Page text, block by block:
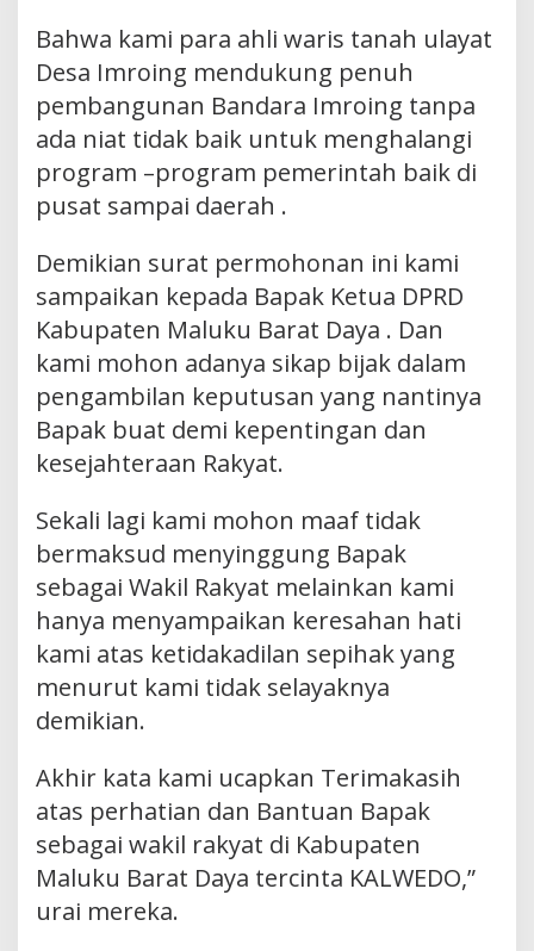
Bahwa kami para ahli waris tanah ulayat
Desa Imroing mendukung penuh
pembangunan Bandara Imroing tanpa
ada niat tidak baik untuk menghalangi
program –program pemerintah baik di
pusat sampai daerah .
Demikian surat permohonan ini kami
sampaikan kepada Bapak Ketua DPRD
Kabupaten Maluku Barat Daya . Dan
kami mohon adanya sikap bijak dalam
pengambilan keputusan yang nantinya
Bapak buat demi kepentingan dan
kesejahteraan Rakyat.
Sekali lagi kami mohon maaf tidak
bermaksud menyinggung Bapak
sebagai Wakil Rakyat melainkan kami
hanya menyampaikan keresahan hati
kami atas ketidakadilan sepihak yang
menurut kami tidak selayaknya
demikian.
Akhir kata kami ucapkan Terimakasih
atas perhatian dan Bantuan Bapak
sebagai wakil rakyat di Kabupaten
Maluku Barat Daya tercinta KALWEDO,”
urai mereka.